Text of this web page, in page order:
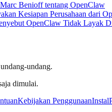
Benioff tentang OpenClaw
Kesiapan Perusahaan dari
OpenClaw Tidak Layak
undang.
dimulai.
Kebijakan PenggunaanInstal